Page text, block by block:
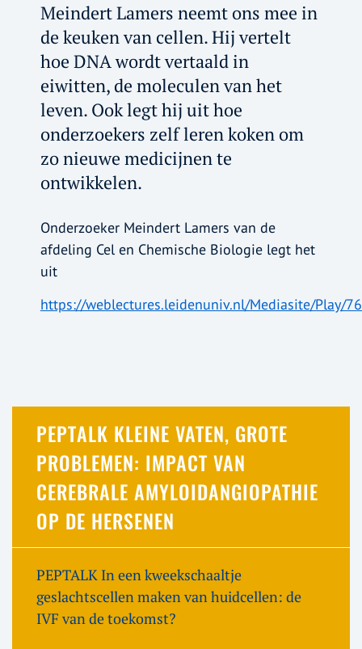
Meindert Lamers neemt ons mee in
de keuken van cellen. Hij vertelt
hoe DNA wordt vertaald in
eiwitten, de moleculen van het
leven. Ook legt hij uit hoe
onderzoekers zelf leren koken om
zo nieuwe medicijnen te
ontwikkelen.
Onderzoeker Meindert Lamers van de
afdeling Cel en Chemische Biologie legt het
uit
https://weblectures.leidenuniv.nl/Mediasite/Play/
PEPTALK KLEINE VATEN, GROTE
PROBLEMEN: IMPACT VAN
CEREBRALE AMYLOIDANGIOPATHIE
OP DE HERSENEN
PEPTALK In een kweekschaaltje
geslachtscellen maken van huidcellen: de
IVF van de toekomst?